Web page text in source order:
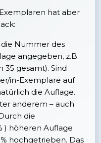
hat aber
Nummer des
angegeben, z.B.
35 gesamt). Sind
in-Exemplare auf
die Auflage.
anderem – auch
die
) höheren Auflage
hochgetrieben. Das